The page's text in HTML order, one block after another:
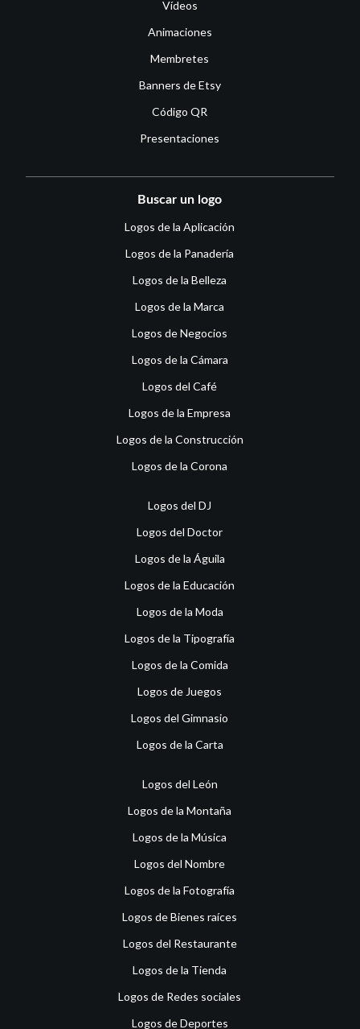
Vídeos
Animaciones
Membretes
Banners de Etsy
Código QR
Presentaciones
Buscar un logo
Logos de la Aplicación
Logos de la Panadería
Logos de la Belleza
Logos de la Marca
Logos de Negocios
Logos de la Cámara
Logos del Café
Logos de la Empresa
Logos de la Construcción
Logos de la Corona
Logos del DJ
Logos del Doctor
Logos de la Águila
Logos de la Educación
Logos de la Moda
Logos de la Tipografía
Logos de la Comida
Logos de Juegos
Logos del Gimnasio
Logos de la Carta
Logos del León
Logos de la Montaña
Logos de la Música
Logos del Nombre
Logos de la Fotografía
Logos de Bienes raíces
Logos del Restaurante
Logos de la Tienda
Logos de Redes sociales
Logos de Deportes